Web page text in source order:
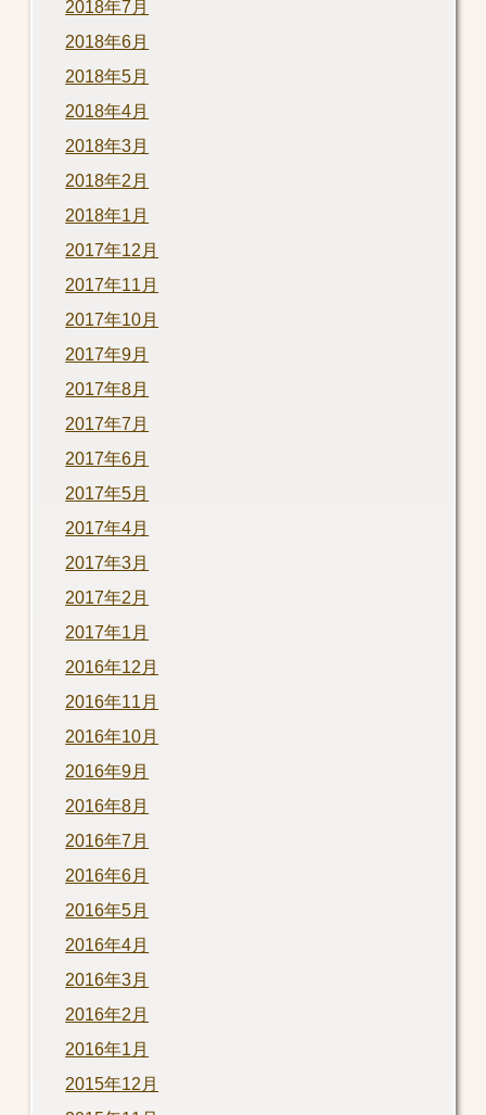
2018年7月
2018年6月
2018年5月
2018年4月
2018年3月
2018年2月
2018年1月
2017年12月
2017年11月
2017年10月
2017年9月
2017年8月
2017年7月
2017年6月
2017年5月
2017年4月
2017年3月
2017年2月
2017年1月
2016年12月
2016年11月
2016年10月
2016年9月
2016年8月
2016年7月
2016年6月
2016年5月
2016年4月
2016年3月
2016年2月
2016年1月
2015年12月